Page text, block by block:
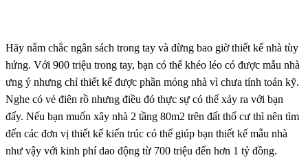
Hãy nắm chắc ngân sách trong tay và đừng bao giờ thiết kế nhà tùy
hứng. Với 900 triệu trong tay, bạn có thể khéo léo có được mẫu nhà
ưng ý nhưng chỉ thiết kế được phần móng nhà vì chưa tính toán kỹ.
Nghe có vẻ điên rồ nhưng điều đó thực sự có thể xảy ra với bạn
đấy. Nếu bạn muốn xây nhà 2 tầng 80m2 trên đất thổ cư thì nên tìm
đến các đơn vị thiết kế kiến ​​trúc có thể giúp bạn thiết kế mẫu nhà
như vậy với kinh phí dao động từ 700 triệu đến hơn 1 tỷ đồng.